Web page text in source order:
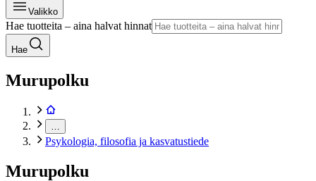
Valikko
Hae tuotteita – aina halvat hinnat
Hae
Murupolku
Psykologia, filosofia ja kasvatustiede
Murupolku